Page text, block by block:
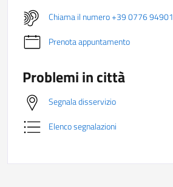
Chiama il numero +39 0776
Prenota appuntamento
Problemi in città
Segnala disservizio
Elenco segnalazioni